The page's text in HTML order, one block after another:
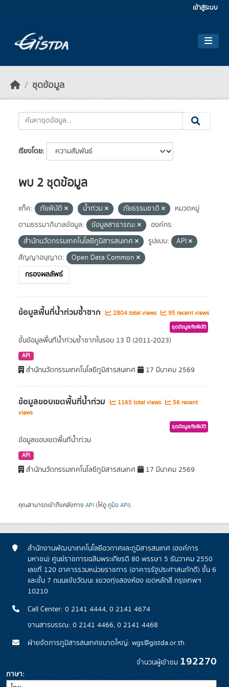
เข้าสู่ระบบ
ชุดข้อมูล
เรียงโดย
พบ 2 ชุดข้อมูล
แท็ค: ภัยพิบัติ น้ำท่วม ภัยธรรมชาติ
หมวดหมู่
ตามธรรมาภิบาลข้อมูล:
ข้อมูลสาธารณะ
องค์กร:
สำนักนวัตกรรมเทคโนโลยีภูมิสารสนเทศ
รูปแบบ:
API
สัญญาอนุญาต:
Open Data Common
กรองผลลัพธ์
ข้อมูลพื้นที่น้ำท่วมซ้ำซาก 2804 total views 95 recent views
ชุดข้อมูลภัยพิบัติ
ชั้นข้อมูลพื้นที่น้ำท่วมซ้ำซากในรอบ 13 ปี (2011-2023)
API
สำนักนวัตกรรมเทคโนโลยีภูมิสารสนเทศ 17 มีนาคม 2569
ข้อมูลขอบเขตพื้นที่น้ำท่วม 1165 total views
56 recent
views
ชุดข้อมูลภัยพิบัติ
ข้อมูลขอบเขตพื้นที่น้ำท่วม
API
สำนักนวัตกรรมเทคโนโลยีภูมิสารสนเทศ 17 มีนาคม 2569
คุณสามารถเข้าถึงคลังทาง API (ให้ดู คู่มือ API).
สำนักงานพัฒนาเทคโนโลยีอวกาศและภูมิสารสนเทศ (องค์การ
มหาชน) ศูนย์ราชการเฉลิมพระเกียรติ 80 พรรษา 5 ธันวาคม 2550
เลขที่ 120 อาคารรวมหน่วยราชการ (อาคารรัฐประศาสนภักดี) ชั้น 6
และชั้น 7 ถนนแจ้งวัฒนะ แขวงทุ่งสองห้อง เขตหลักสี่ กรุงเทพฯ
10210
Call Center: 0 2141 4444, 0 2141 4674
งานสารบรรณ: 0 2141 4466, 0 2141 4468
ฝ่ายจัดการภูมิสารสนเทศขนาดใหญ่: wgs@gistda.or.th
จำนวนผู้เข้าชม 192270
ภาษา